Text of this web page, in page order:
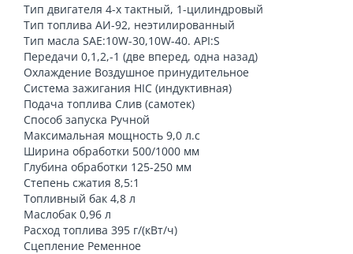
Тип двигателя 4-х тактный, 1-цилиндровый
Тип топлива АИ-92, неэтилированный
Тип масла SAE:10W-30,10W-40. API:S
Передачи 0,1,2,-1 (две вперед, одна назад)
Охлаждение Воздушное принудительное
Система зажигания HIC (индуктивная)
Подача топлива Слив (самотек)
Способ запуска Ручной
Максимальная мощность 9,0 л.с
Ширина обработки 500/1000 мм
Глубина обработки 125-250 мм
Степень сжатия 8,5:1
Топливный бак 4,8 л
Маслобак 0,96 л
Расход топлива 395 г/(кВт/ч)
Сцепление Ременное